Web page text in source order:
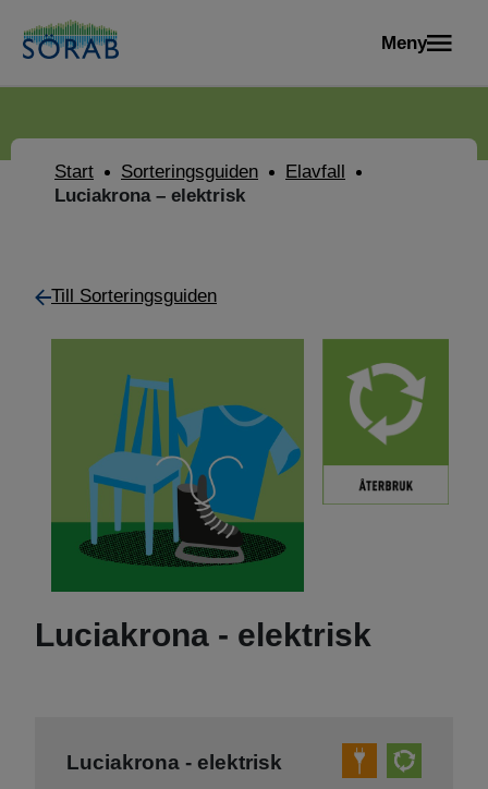
Meny
Start Sorteringsguiden
Elavfall
Luciakrona – elektrisk
Till Sorteringsguiden
Luciakrona - elektrisk
Luciakrona - elektrisk